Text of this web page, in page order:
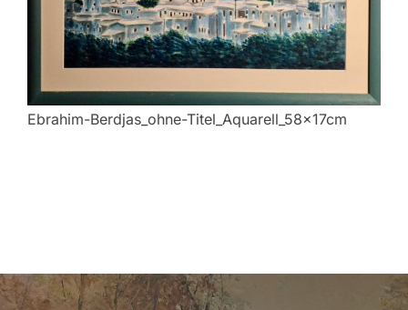
Ebrahim-Berdjas_ohne-Titel_Aquarell_58x17cm
Beitragsnavigation